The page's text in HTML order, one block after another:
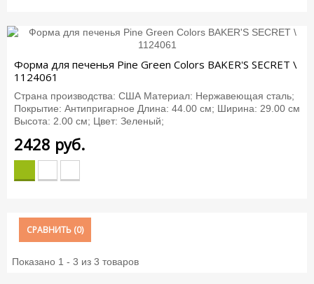
Форма для печенья Pine Green Colors BAKER'S SECRET \
1124061
Страна производства: США Материал: Нержавеющая сталь;
Покрытие: Антипригарное Длина: 44.00 см; Ширина: 29.00 см
Высота: 2.00 см; Цвет: Зеленый;
2428 руб.
СРАВНИТЬ (0)
Показано 1 - 3 из 3 товаров